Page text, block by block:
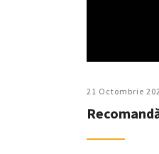
21 Octombrie